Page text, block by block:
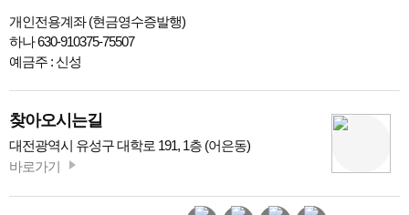
개인전용계좌 (현금영수증발행)
하나 630-910375-75507
예금주 : 신성
찾아오시는길
대전광역시 유성구 대학로 191, 1층 (어은동)
바로가기